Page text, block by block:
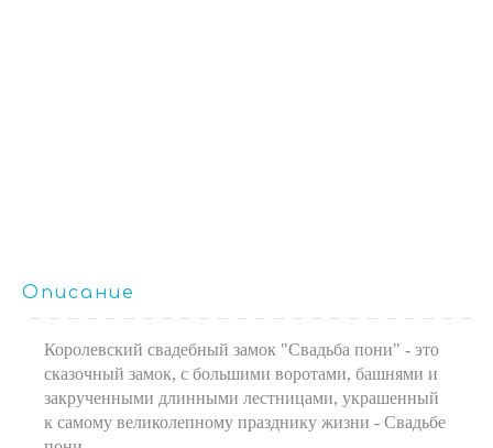
Описание
Королевский свадебный замок "Свадьба пони" - это
сказочный замок, с большими воротами, башнями и
закрученными длинными лестницами, украшенный
к самому великолепному празднику жизни - Свадьбе